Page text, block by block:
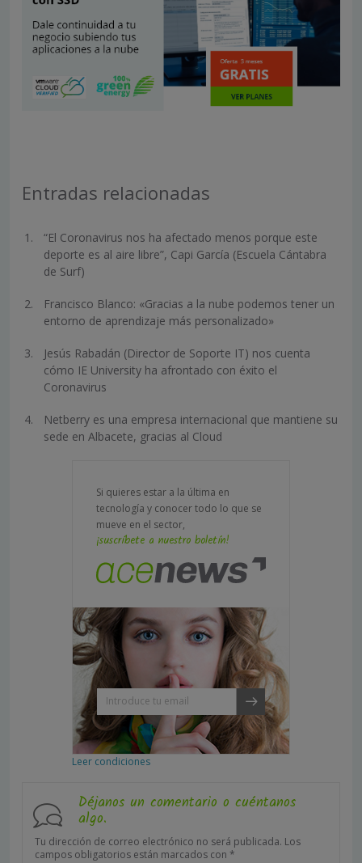
Entradas relacionadas
“El Coronavirus nos ha afectado menos porque este
deporte es al aire libre”, Capi García (Escuela Cántabra
de Surf)
Francisco Blanco: «Gracias a la nube podemos tener un
entorno de aprendizaje más personalizado»
Jesús Rabadán (Director de Soporte IT) nos cuenta
cómo IE University ha afrontado con éxito el
Coronavirus
Netberry es una empresa internacional que mantiene su
sede en Albacete, gracias al Cloud
Si quieres estar a la última en
tecnología y conocer todo lo que se
mueve en el sector,
¡suscríbete a nuestro boletín!
Leer condiciones
Déjanos un comentario o cuéntanos
algo.
Tu dirección de correo electrónico no será publicada. Los
campos obligatorios están marcados con *